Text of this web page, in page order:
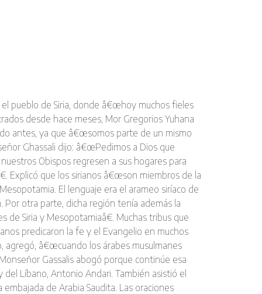
el pueblo de Siria, donde â€œhoy muchos fieles
desde hace meses, Mor Gregorios Yuhana
antes, ya que â€œsomos parte de un mismo
Ghassali dijo: â€œPedimos a Dios que
Obispos regresen a sus hogares para
Explicó que los sirianos â€œson miembros de la
El lenguaje era el arameo sirí­aco de
Por otra parte, dicha región tení­a además la
Siria y Mesopotamiaâ€. Muchas tribus que
predicaron la fe y el Evangelio en muchos
agregó, â€œcuando los árabes musulmanes
Gassalis abogó porque continúe esa
Lí­bano, Antonio Andari. También asistió el
de Arabia Saudita. Las oraciones